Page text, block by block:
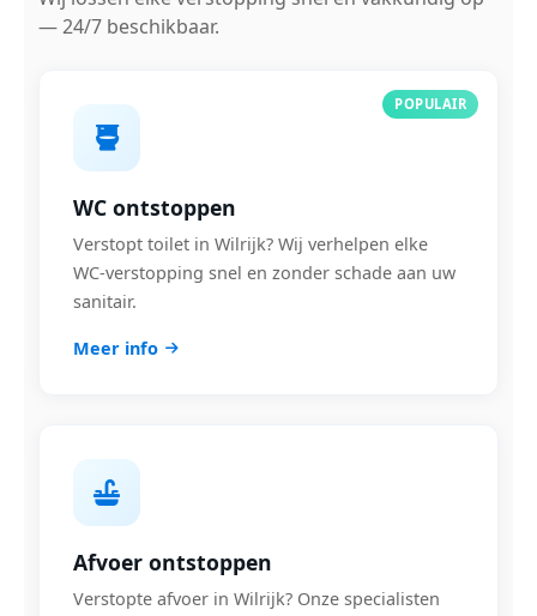
— 24/7 beschikbaar.
POPULAIR
WC ontstoppen
Verstopt toilet in Wilrijk? Wij verhelpen elke
WC-verstopping snel en zonder schade aan uw
sanitair.
Meer info
Afvoer ontstoppen
Verstopte afvoer in Wilrijk? Onze specialisten